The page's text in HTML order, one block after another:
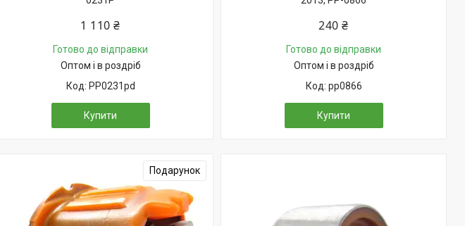
1 110 ₴
Готово до відправки
Оптом і в роздріб
PP0231pd
Купити
240 ₴
Готово до відправки
Оптом і в роздріб
pp0866
Купити
Подарунок